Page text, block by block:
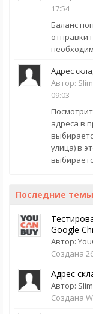
17:54
Баланс
отправки
Адрес
Автор:
09:03
адреса в
улица) в
Последние темы
Google
Автор:
Создана
Адрес
Автор:
Создана